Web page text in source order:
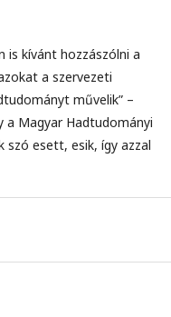
is kívánt hozzászólni a
a szervezeti
művelik” –
a Magyar Hadtudományi
szó esett, esik, így azzal